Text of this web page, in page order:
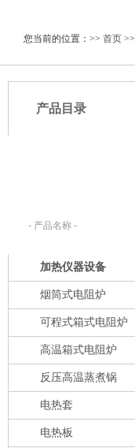
您当前的位置：>> 首页 >>
产品目录
加热仪器设备
烟筒式电阻炉
可程式箱式电阻炉
高温箱式电阻炉
反压高温蒸煮锅
电热套
电热板